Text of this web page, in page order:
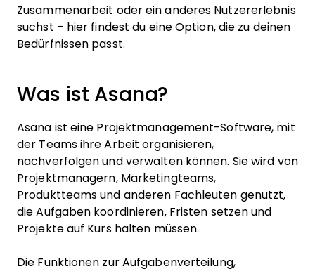
Zusammenarbeit oder ein anderes Nutzererlebnis
suchst – hier findest du eine Option, die zu deinen
Bedürfnissen passt.
Was ist Asana?
Asana ist eine Projektmanagement-Software, mit
der Teams ihre Arbeit organisieren,
nachverfolgen und verwalten können. Sie wird von
Projektmanagern, Marketingteams,
Produktteams und anderen Fachleuten genutzt,
die Aufgaben koordinieren, Fristen setzen und
Projekte auf Kurs halten müssen.
Die Funktionen zur Aufgabenverteilung,